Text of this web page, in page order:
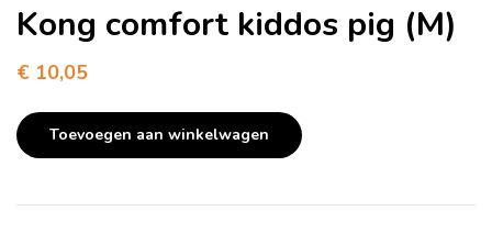
Kong comfort kiddos pig (M)
€ 10,05
Toevoegen aan winkelwagen